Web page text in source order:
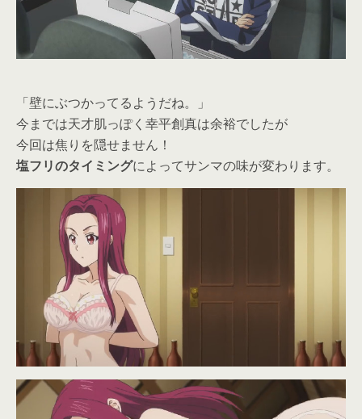
「壁にぶつかってるようだね。」
今までは天才肌っぽく幸平創真は余裕でしたが
今回は焦りを隠せません！
塩フリのタイミングによってサンマの味が変わります。